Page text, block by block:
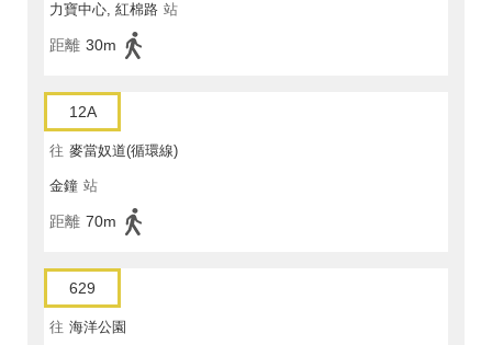
力寶中心, 紅棉路 站
距離 30m
12A
往 麥當奴道(循環線)
金鐘 站
距離 70m
629
往 海洋公園